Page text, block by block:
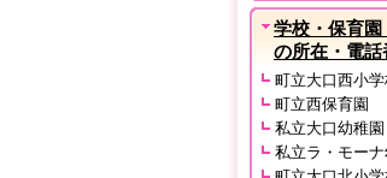
学校・保育園
の所在・電話
町立大口西小学
町立西保育園
私立大口幼稚園
私立ラ・モーナ